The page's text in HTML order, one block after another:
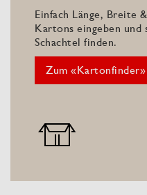
Einfach Länge, Breite
Kartons eingeben und
Schachtel finden.
Zum «Kartonfinder»